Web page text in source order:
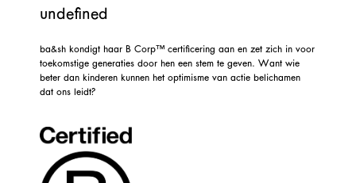
undefined
ba&sh kondigt haar B Corp™ certificering aan en zet zich in voor
toekomstige generaties door hen een stem te geven. Want wie
beter dan kinderen kunnen het optimisme van actie belichamen
dat ons leidt?